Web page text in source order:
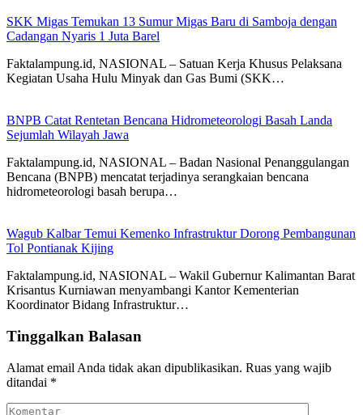
SKK Migas Temukan 13 Sumur Migas Baru di Samboja dengan
Cadangan Nyaris 1 Juta Barel
Faktalampung.id, NASIONAL – Satuan Kerja Khusus Pelaksana
Kegiatan Usaha Hulu Minyak dan Gas Bumi (SKK…
BNPB Catat Rentetan Bencana Hidrometeorologi Basah Landa
Sejumlah Wilayah Jawa
Faktalampung.id, NASIONAL – Badan Nasional Penanggulangan
Bencana (BNPB) mencatat terjadinya serangkaian bencana
hidrometeorologi basah berupa…
Wagub Kalbar Temui Kemenko Infrastruktur Dorong Pembangunan
Tol Pontianak Kijing
Faktalampung.id, NASIONAL – Wakil Gubernur Kalimantan Barat
Krisantus Kurniawan menyambangi Kantor Kementerian
Koordinator Bidang Infrastruktur…
Tinggalkan Balasan
Alamat email Anda tidak akan dipublikasikan. Ruas yang wajib
ditandai *